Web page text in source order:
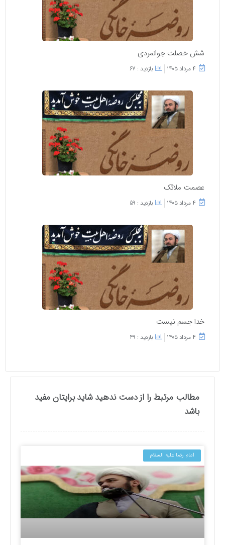
شش خصلت جوانمردی
۴ مرداد ۱۴۰۵ بازدید : 67
عصمت ملائک
۴ مرداد ۱۴۰۵ بازدید : 59
خدا جسم نیست
۴ مرداد ۱۴۰۵ بازدید : 49
مطالب مرتبط را از دست ندهید شاید برایتان مفید
باشد
امام رضا علیه السلام